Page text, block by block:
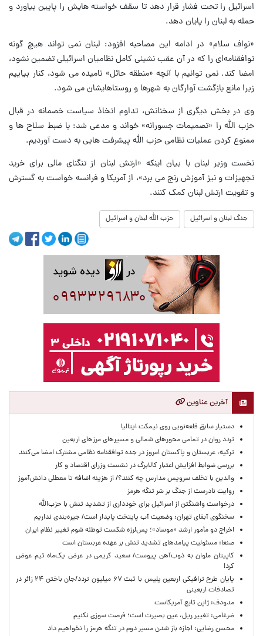
اسرائیل را تحت فشار قرار دهد تا سقف خواسته هایش را پایین بیاورد و
حمله به لبنان را پایان دهد.
«نواف سلام» در ادامه این مصاحبه افزود: لبنان نمی تواند هیچ گونه
توافقنامه‌ای را که در آن عقب نشینی کامل نظامیان اسرائیلی تضمین نشود،
امضا کند. نمی توانیم با آنچه «منطقه حائل» نامیده می شود، کنار بیاییم
زیرا مانع بازگشت آوارگان به شهرها و روستاهایشان می شود.
وی در بخش دیگری از سخنانش، تداوم اتخاذ سیاست خصمانه در قبال
حزب الله را «تصمیمات جسورانه» خواند و مدعی شد: با ضبط سلاح ها و
ممنوع کردن عملیات نظامی حزب الله پیشرفت هایی به دست آوردیم.
نخست وزیر لبنان با بیان اینکه «ارتش لبنان از تنگنای مالی برای خرید
تجهیزات و نیز آموزش رنج می برد»، از آمریکا و فرانسه خواست به گسترش
و تقویت ارتش لبنان کمک کنند.
جنگ لبنان و اسرائیل حزب الله لبنان و اسرائیل
آخرین عناوین
دستیار سابق قلعه‌نویی روی نیمکت ایتالیا
تردد روان در تمامی محورهای شمالی و مسیرهای مرزهای اربعین
ترکیه، عربستان و پاکستان امروز در جده توافقنامه نظامی مشترک امضا می‌کنند
بررسی ضوابط افزایش اعتبار کالابرگ در نشست وزرای اقتصاد و کار
والدین با تخلف سرویس مدارس چه کنند؟/ از هزینه اضافه تا معطلی دانش‌آموز
روایت نادرست از جنگ بر سَر تنگه هرمز
درخواست واشنگتن از اسرائیل برای خودداری از تشدید تنش با حزب‌الله
سخنگوی آبفای تهران: وضعیت آب پایتخت پایدار است/ جیره‌بندی نداریم
اخراج دو مأمور ارشد «موساد»؛ پس‌لرزه شکست توطئه شوم تغییر نظام ایران
صنعا: مسئولیت پیامدهای تشدید تنش بر عهده عربستان است
کاپیتان ملوان به ذوب‌آهن پیوست/ سعید کریمی در عرض یک‌ماه تیم عوض
کرد!
پایان طرح ترافیکی اربعین پلیس با ثبت ۶۷ میلیون تردد/جان باختن ۲۴ زائر در
تصادفات اربعینی
مدودف: ژاپن تابع آمریکاست
ضرغامی: تغییر ریل، عین بصیرت است؛ فرصت سوزی نکنیم
محسن رضایی: اجازه باز شدن مسیر دوم در تنگه هرمز را نخواهیم داد